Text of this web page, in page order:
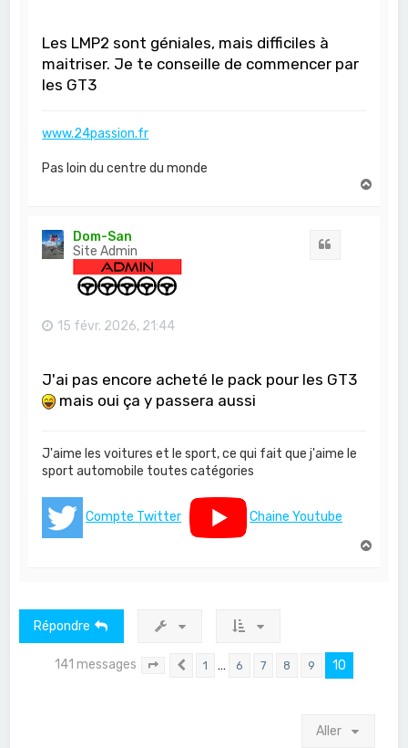
Les LMP2 sont géniales, mais difficiles à
maitriser. Je te conseille de commencer par
les GT3
www.24passion.fr
Pas loin du centre du monde
Dom-San
Site Admin
15 févr. 2026, 21:44
J'ai pas encore acheté le pack pour les GT3
mais oui ça y passera aussi
J'aime les voitures et le sport, ce qui fait que j'aime le
sport automobile toutes catégories
Compte Twitter
Chaine Youtube
Répondre
141 messages Page 10sur 10
Précédent
1 … 6 7 8 9 10
Aller